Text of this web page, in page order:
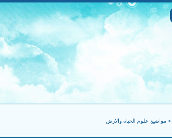
> مواضيع علوم الحياة والارض